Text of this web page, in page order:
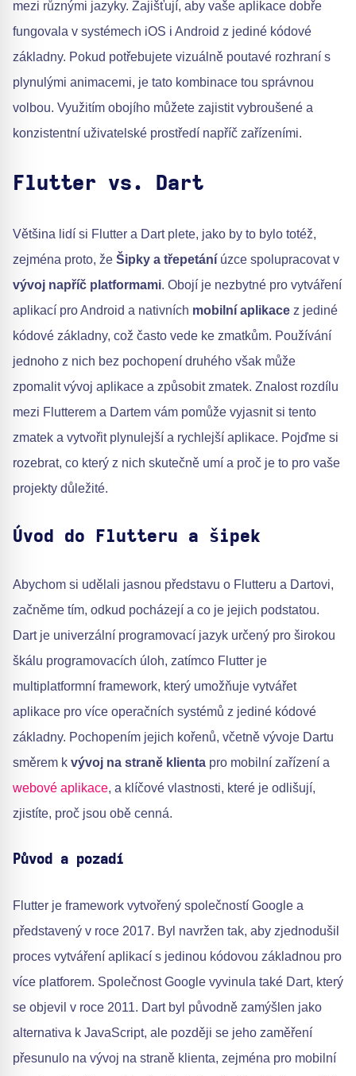
mezi různými jazyky. Zajišťují, aby vaše aplikace dobře
fungovala v systémech iOS i Android z jediné kódové
základny. Pokud potřebujete vizuálně poutavé rozhraní s
plynulými animacemi, je tato kombinace tou správnou
volbou. Využitím obojího můžete zajistit vybroušené a
konzistentní uživatelské prostředí napříč zařízeními.
Flutter vs. Dart
Většina lidí si Flutter a Dart plete, jako by to bylo totéž,
zejména proto, že Šipky a třepetání úzce spolupracovat v
vývoj napříč platformami. Obojí je nezbytné pro vytváření
aplikací pro Android a nativních mobilní aplikace z jediné
kódové základny, což často vede ke zmatkům. Používání
jednoho z nich bez pochopení druhého však může
zpomalit vývoj aplikace a způsobit zmatek. Znalost rozdílu
mezi Flutterem a Dartem vám pomůže vyjasnit si tento
zmatek a vytvořit plynulejší a rychlejší aplikace. Pojďme si
rozebrat, co který z nich skutečně umí a proč je to pro vaše
projekty důležité.
Úvod do Flutteru a šipek
Abychom si udělali jasnou představu o Flutteru a Dartovi,
začněme tím, odkud pocházejí a co je jejich podstatou.
Dart je univerzální programovací jazyk určený pro širokou
škálu programovacích úloh, zatímco Flutter je
multiplatformní framework, který umožňuje vytvářet
aplikace pro více operačních systémů z jediné kódové
základny. Pochopením jejich kořenů, včetně vývoje Dartu
směrem k vývoj na straně klienta pro mobilní zařízení a
webové aplikace, a klíčové vlastnosti, které je odlišují,
zjistíte, proč jsou obě cenná.
Původ a pozadí
Flutter je framework vytvořený společností Google a
představený v roce 2017. Byl navržen tak, aby zjednodušil
proces vytváření aplikací s jedinou kódovou základnou pro
více platforem. Společnost Google vyvinula také Dart, který
se objevil v roce 2011. Dart byl původně zamýšlen jako
alternativa k JavaScript, ale později se jeho zaměření
přesunulo na vývoj na straně klienta, zejména pro mobilní